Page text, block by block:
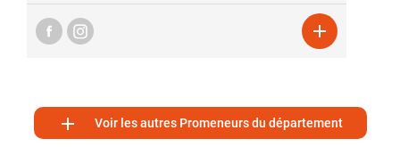

 Voir les autres Promeneurs du département